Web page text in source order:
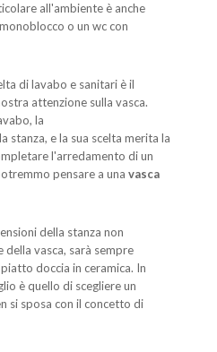
all'ambiente è anche
o un wc con
di lavabo e sanitari è il
attenzione sulla vasca.
la
stanza, e la sua scelta merita la
l'arredamento di un
pensare a una vasca
della stanza non
vasca, sarà sempre
doccia in ceramica. In
è quello di scegliere un
si sposa con il concetto di